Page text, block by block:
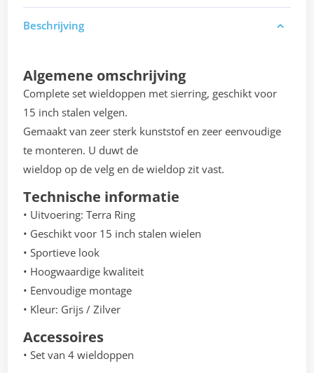
Beschrijving
Algemene omschrijving
Complete set wieldoppen met sierring, geschikt voor
15 inch stalen velgen.
Gemaakt van zeer sterk kunststof en zeer eenvoudige
te monteren. U duwt de
wieldop op de velg en de wieldop zit vast.
Technische informatie
• Uitvoering: Terra Ring
• Geschikt voor 15 inch stalen wielen
• Sportieve look
• Hoogwaardige kwaliteit
• Eenvoudige montage
• Kleur: Grijs / Zilver
Accessoires
• Set van 4 wieldoppen